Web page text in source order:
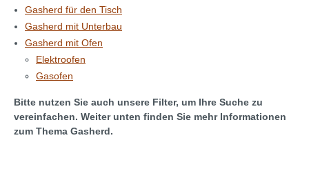
Gasherd für den Tisch
Gasherd mit Unterbau
Gasherd mit Ofen
Elektroofen
Gasofen
Bitte nutzen Sie auch unsere Filter, um Ihre Suche zu
vereinfachen. Weiter unten finden Sie mehr Informationen
zum Thema Gasherd.